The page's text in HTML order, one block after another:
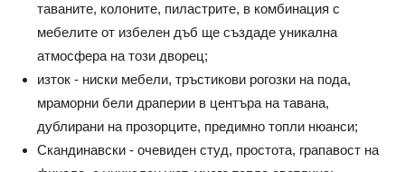
таваните, колоните, пиластрите, в комбинация с
мебелите от избелен дъб ще създаде уникална
атмосфера на този дворец;
изток - ниски мебели, тръстикови рогозки на пода,
мраморни бели драперии в центъра на тавана,
дублирани на прозорците, предимно топли нюанси;
Скандинавски - очевиден студ, простота, грапавост на